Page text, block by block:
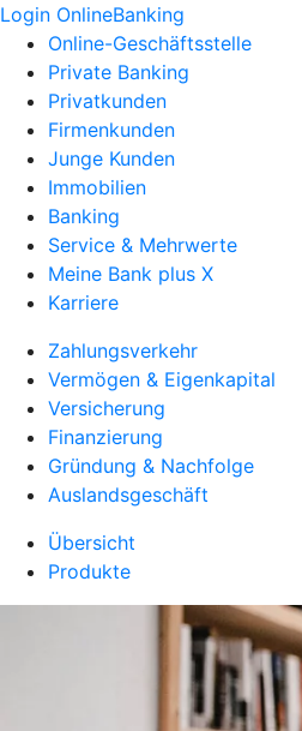
Login OnlineBanking
Online-Geschäftsstelle
Private Banking
Privatkunden
Firmenkunden
Junge Kunden
Immobilien
Banking
Service & Mehrwerte
Meine Bank plus X
Karriere
Zahlungsverkehr
Vermögen & Eigenkapital
Versicherung
Finanzierung
Gründung & Nachfolge
Auslandsgeschäft
Übersicht
Produkte